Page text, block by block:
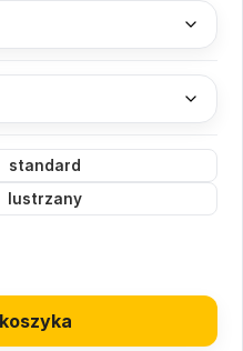
standard
lustrzany